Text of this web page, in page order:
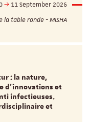
11 September 2026
la table ronde - MISHA
: la nature,
d’innovations et
infectieuses.
et